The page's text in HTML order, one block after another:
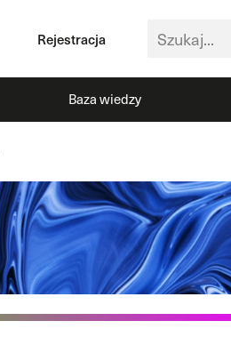
Rejestracja
Baza wiedzy